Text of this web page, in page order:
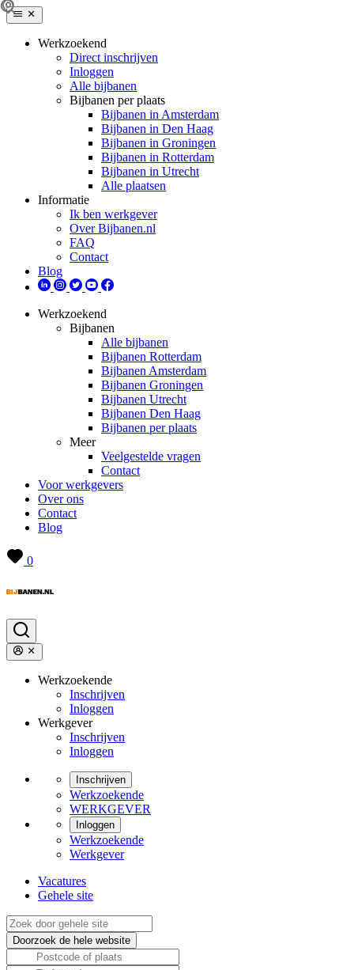
Werkzoekend
Direct inschrijven
Inloggen
Alle bijbanen
Bijbanen per plaats
Bijbanen in Amsterdam
Bijbanen in Den Haag
Bijbanen in Groningen
Bijbanen in Rotterdam
Bijbanen in Utrecht
Alle plaatsen
Informatie
Ik ben werkgever
Over Bijbanen.nl
FAQ
Contact
Blog
Werkzoekend
Bijbanen
Alle bijbanen
Bijbanen Rotterdam
Bijbanen Amsterdam
Bijbanen Groningen
Bijbanen Utrecht
Bijbanen Den Haag
Bijbanen per plaats
Meer
Veelgestelde vragen
Contact
Voor werkgevers
Over ons
Contact
Blog
0
Werkzoekende
Inschrijven
Inloggen
Werkgever
Inschrijven
Inloggen
Inschrijven
Werkzoekende
WERKGEVER
Inloggen
Werkzoekende
Werkgever
Vacatures
Gehele site